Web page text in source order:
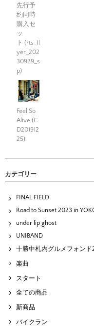
先行予
約同時
購入セ
ッ
ト (rts_fl
yer_202
30929_s
p)
Feel So
Alive (C
D201912
25)
カテゴリー
FINAL FIELD
Road to Sunset 2023 in
under lip ghost
UNIBAND
十勝中札内グルメフォンド
楽曲
スタート
全ての商品
新商品
バイクラン